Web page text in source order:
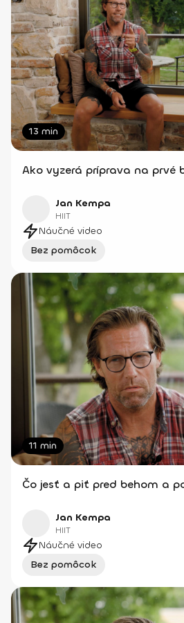
13 min
Ako vyzerá príprava na prvé
Jan Kempa
HIIT
Náučné video
Bez pomôcok
11 min
Čo jesť a piť pred behom a
Jan Kempa
HIIT
Náučné video
Bez pomôcok